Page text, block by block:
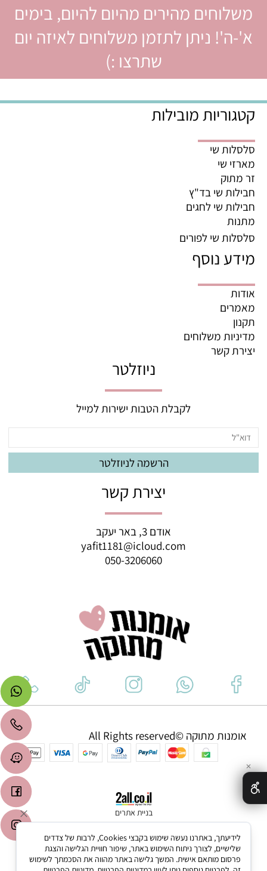
משלוחים מהירים מהיום להיום, בימים
א'-ה'! ניתן לתזמן משלוחים לאיזה יום
שתרצו :)
קטגוריות מובילות
סלסלות שי
מארזי שי
זר מתוק
חבילות שי בד"ץ
חבילות שי לחגים
מתנות
סלסלות שי לפורים
מידע נוסף
אודות
מאמרים
תקנון
מדיניות משלוחים
יצירת קשר
ניוזלטר
לקבלת הטבות ישירות למייל
יצירת קשר
אודם 3, באר יעקב
yafit1181@icloud.com
050-3206060
אומנות מתוקה ©All Rights reserved
בניית אתרים
✕
לידיעתך, באתרנו נעשה שימוש בקבצי Cookies, לרבות של צדדים
שלישיים, לצורך ניתוח השימוש באתר, שיפור חוויית הגלישה והצגת
פרסום מותאם אישית. המשך גלישה באתר מהווה את הסכמתך לשימוש